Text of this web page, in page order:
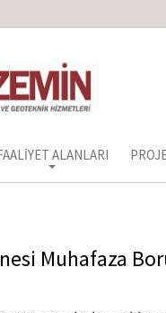
ALANLARI
Muhafaza